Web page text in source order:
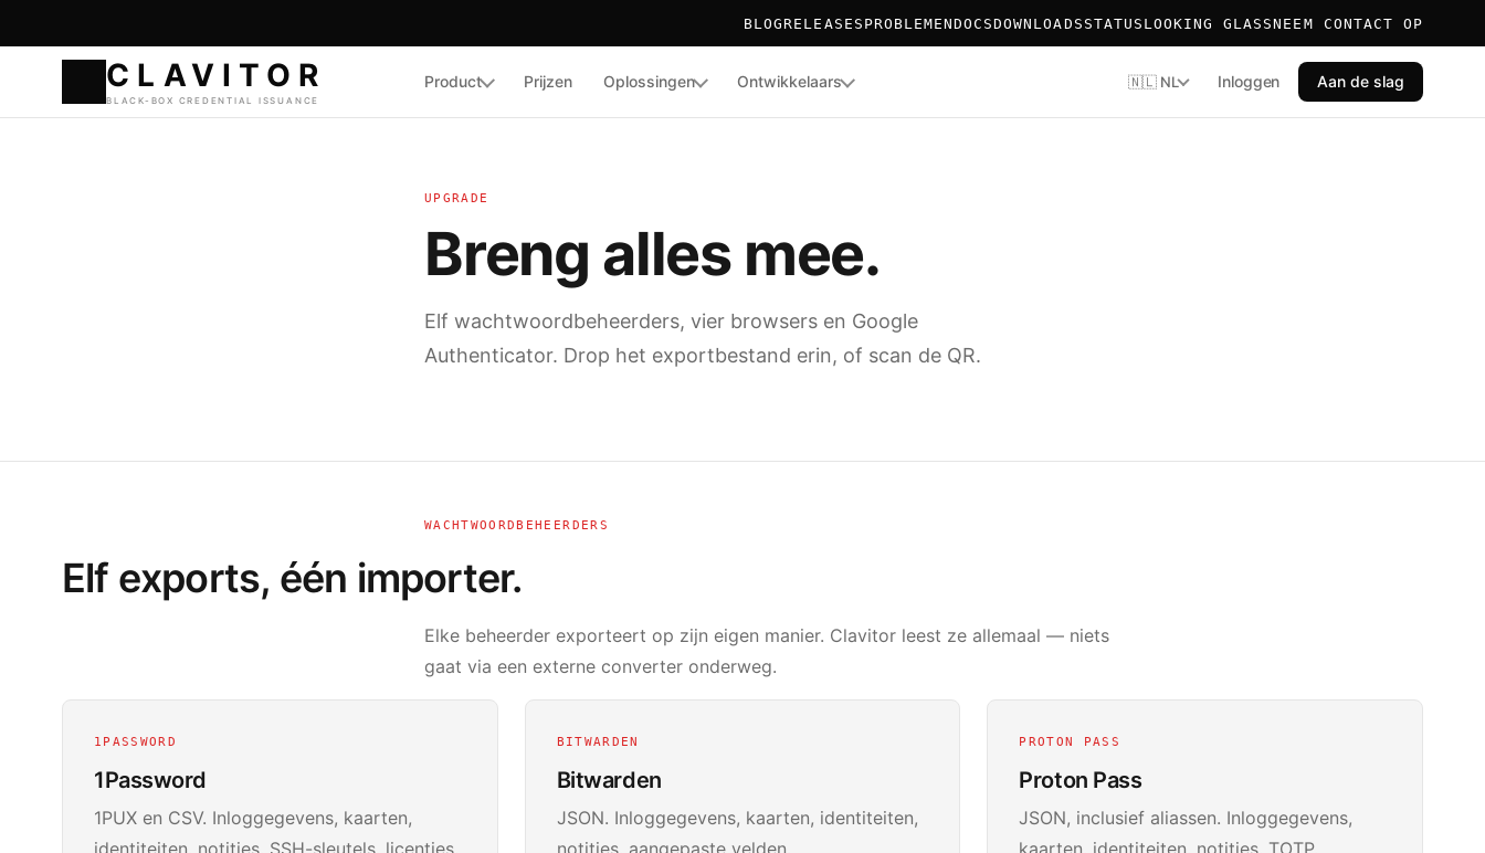
BLOG RELEASES PROBLEMENDOCSDOWNLOADS STATUS LOOKING GLASSNEEM CONTACT OP
BLACK-BOX CREDENTIAL ISSUANCE
Product Prijzen Oplossingen Ontwikkelaars 🇳🇱 NL Inloggen Aan de slag
UPGRADE
Breng alles mee.
Elf wachtwoordbeheerders, vier browsers en Google
Authenticator. Drop het exportbestand erin, of scan de QR.
WACHTWOORDBEHEERDERS
Elf exports, één importer.
Elke beheerder exporteert op zijn eigen manier. Clavitor leest ze allemaal — niets
gaat via een externe converter onderweg.
1PASSWORD
1Password
1PUX en CSV. Inloggegevens, kaarten,
identiteiten, notities, SSH-sleutels, licenties,
BITWARDEN
Bitwarden
JSON. Inloggegevens, kaarten, identiteiten,
notities, aangepaste velden.
PROTON PASS
Proton Pass
JSON, inclusief aliassen. Inloggegevens,
kaarten, identiteiten, notities, TOTP,